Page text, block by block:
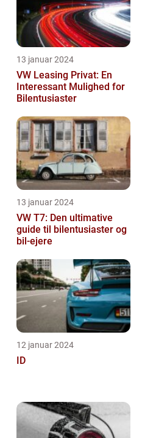
13 januar 2024
VW Leasing Privat: En
Interessant Mulighed for
Bilentusiaster
13 januar 2024
VW T7: Den ultimative
guide til bilentusiaster og
bil-ejere
12 januar 2024
ID